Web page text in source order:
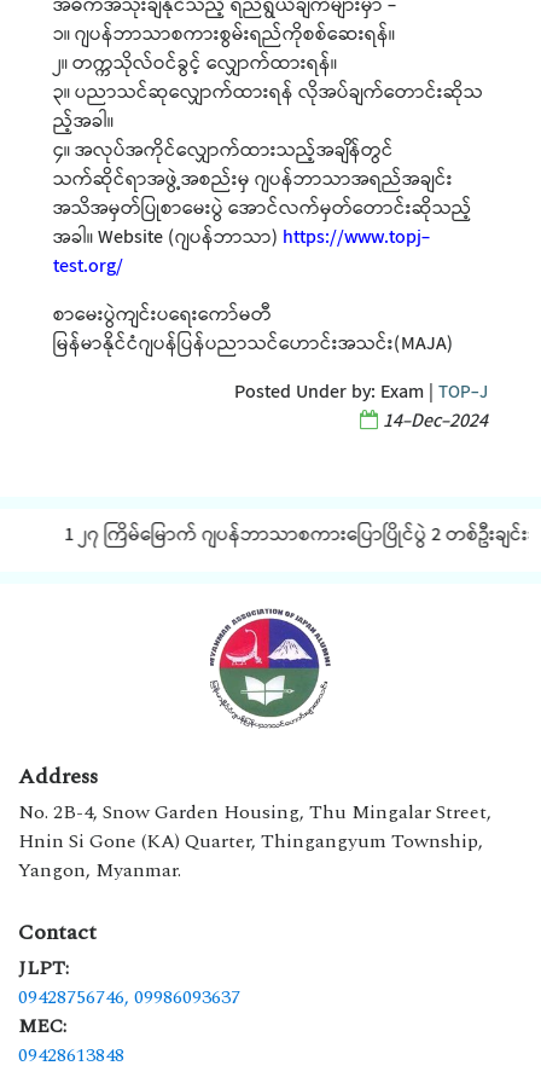
၁။ ဂျပန်ဘာသာစကားစွမ်းရည်ကိုစစ်ဆေးရန်။
၂။ တက္ကသိုလ်ဝင်ခွင့် လျှောက်ထားရန်။
၃။ ပညာသင်ဆုလျှောက်ထားရန် လိုအပ်ချက်တောင်းဆိုသ
ည့်အခါ။
၄။ အလုပ်အကိုင်လျှောက်ထားသည့်အချိန်တွင်
သက်ဆိုင်ရာအဖွဲ့အစည်းမှ ဂျပန်ဘာသာအရည်အချင်း
အသိအမှတ်ပြုစာမေးပွဲ အောင်လက်မှတ်တောင်းဆိုသည့်
အခါ။ Website (ဂျပန်ဘာသာ) https://www.topj-
test.org/
စာမေးပွဲကျင်းပရေးကော်မတီ
မြန်မာနိုင်ငံဂျပန်ပြန်ပညာသင်ဟောင်းအသင်း(MAJA)
Posted Under by: Exam| TOP-J
14-Dec-2024
1 ၂၇ ကြိမ်မြောက် ဂျပန်ဘာသာစကားပြောပြိုင်ပွဲ 2 တစ်ဦးချင်
Address
No. 2B-4, Snow Garden Housing, Thu Mingalar Street,
Hnin Si Gone (KA) Quarter, Thingangyum Township,
Yangon, Myanmar.
Contact
JLPT:
09428756746, 09986093637
MEC:
09428613848